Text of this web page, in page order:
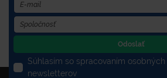
Odoslať
Súhlasím so spracovaním
newsletterov